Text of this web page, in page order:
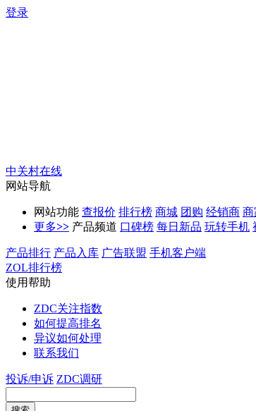
登录
中关村在线
网站导航
网站功能 查报价 排行榜 商城 团购 经销商 商
更多>> 产品频道 口碑榜 每日新品 玩转手机
产品排行 产品入库 广告联盟 手机客户端
ZOL排行榜
使用帮助
ZDC关注指数
如何提高排名
异议如何处理
联系我们
投诉/申诉 ZDC调研